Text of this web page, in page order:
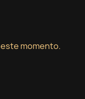
momento.